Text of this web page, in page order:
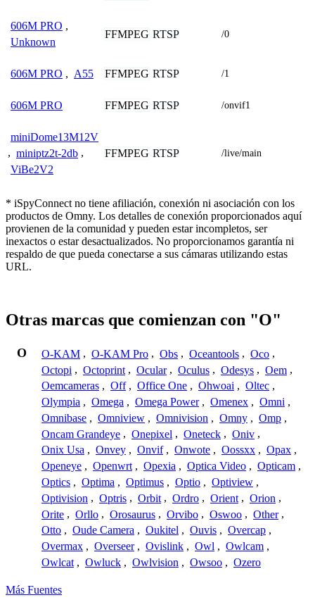
606M PRO ,
Unknown
FFMPEG RTSP /0
606M PRO , A55 FFMPEG RTSP /1
606M PRO FFMPEG RTSP /onvif1
miniDome13M12V
, miniptz2t-2db ,
ViBe2V2
FFMPEG RTSP /live/main
* iSpyConnect no tiene afiliación, conexión ni asociación con los
productos de Omny. Los detalles de conexión proporcionados aquí
provienen de la comunidad y pueden estar incompletos, ser
inexactos o estar desactualizados. No proporcionamos garantía ni
respaldo de que pueda conectarse a sus cámaras utilizando estas
URL.
Otras marcas que comienzan con "O"
O O-KAM , O-KAM Pro , Obs , Oceantools , Oco ,
Octopi , Octoprint , Ocular , Oculus , Odesys , Oem ,
Oemcameras , Off , Office One , Ohwoai , Oltec ,
Olympia , Omega , Omega Power , Omenex , Omni ,
Omnibase , Omniview , Omnivision , Omny , Omp ,
Oncam Grandeye , Onepixel , Oneteck , Oniv ,
Onix Usa , Onvey , Onvif , Onwote , Oossxx , Opax ,
Openeye , Openwrt , Opexia , Optica Video , Opticam ,
Optics , Optima , Optimus , Optio , Optiview ,
Optivision , Optris , Orbit , Ordro , Orient , Orion ,
Orite , Orllo , Orosaurus , Orvibo , Oswoo , Other ,
Otto , Oude Camera , Oukitel , Ouvis , Overcap ,
Overmax , Overseer , Ovislink , Owl , Owlcam ,
Owlcat , Owluck , Owlvision , Owsoo , Ozero
Más Fuentes